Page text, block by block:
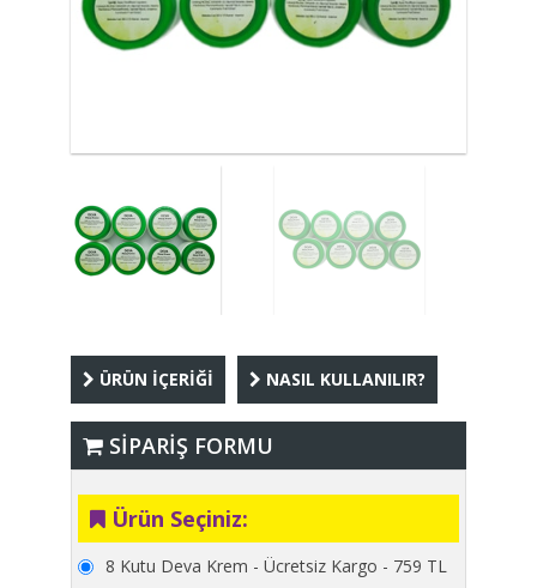
ÜRÜN İÇERİĞİ NASIL KULLANILIR?
SİPARİŞ FORMU
Ürün Seçiniz:
8 Kutu Deva Krem - Ücretsiz Kargo - 759 TL